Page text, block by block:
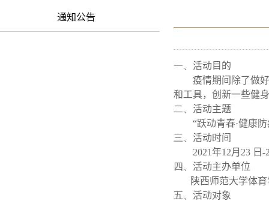
通知公告
一、 活动目的
疫情期间除了做
和工具，创新一些健
二、 活动主题
“跃动青春·健康防
三、 活动时间
2021年12月 23 日 -
四、 活动主办单位
陕西师范大学体
五、 活动对象